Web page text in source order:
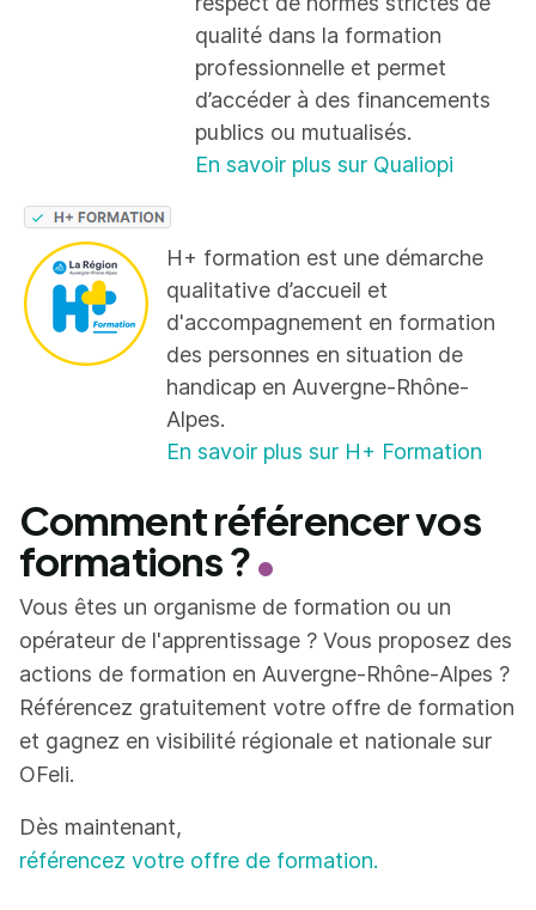
qualité dans la formation
professionnelle et permet
d’accéder à des financements
publics ou mutualisés.
En savoir plus sur Qualiopi
H+ formation est une démarche
qualitative d’accueil et
d'accompagnement en formation
des personnes en situation de
handicap en Auvergne-Rhône-
Alpes.
En savoir plus sur H+ Formation
Comment référencer vos
formations ?
Vous êtes un organisme de formation ou un
opérateur de l'apprentissage ? Vous proposez des
actions de formation en Auvergne-Rhône-Alpes ?
Référencez gratuitement votre offre de formation
et gagnez en visibilité régionale et nationale sur
OFeli.
Dès maintenant,
référencez votre offre de formation.